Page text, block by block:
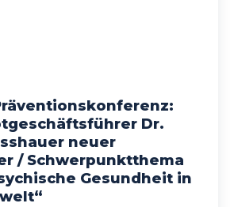
Dr.
neuer
/ Schwerpunktthema
Gesundheit in